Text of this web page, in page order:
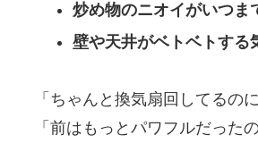
炒め物のニオイがいつ
壁や天井がベトベトす
「ちゃんと換気扇回してるの
「前はもっとパワフルだった